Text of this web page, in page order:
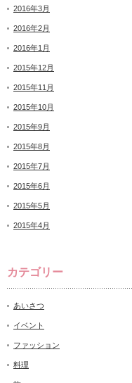
2016年3月
2016年2月
2016年1月
2015年12月
2015年11月
2015年10月
2015年9月
2015年8月
2015年7月
2015年6月
2015年5月
2015年4月
カテゴリー
あいさつ
イベント
ファッション
料理